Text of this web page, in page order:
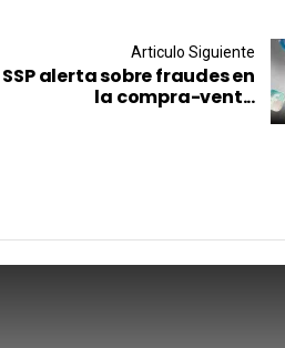
Articulo Siguiente
SSP alerta sobre fraudes en
la compra-vent...